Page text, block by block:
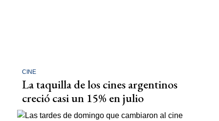
CINE
La taquilla de los cines argentinos
creció casi un 15% en julio